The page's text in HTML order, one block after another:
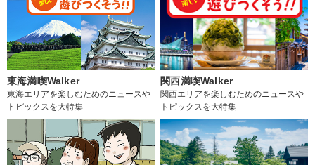
東海満喫Walker
東海エリアを楽しむためのニュースや
トピックスを大特集
関西満喫Walker
関西エリアを楽しむためのニュースや
トピックスを大特集